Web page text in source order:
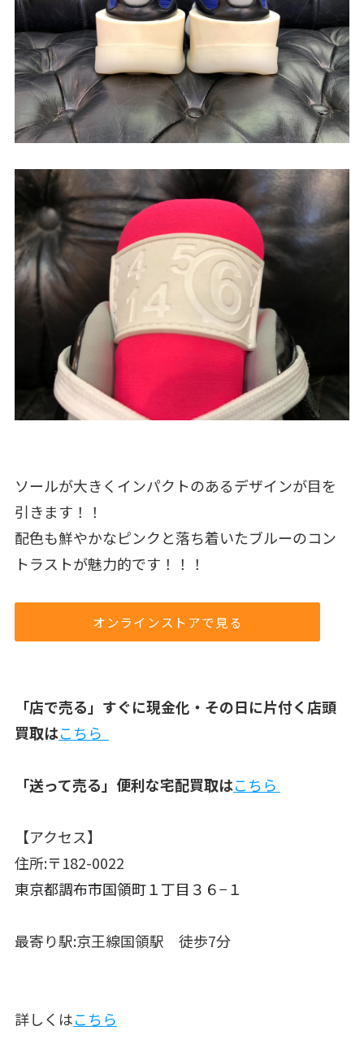
ソールが大きくインパクトのあるデザインが目を
引きます！！
配色も鮮やかなピンクと落ち着いたブルーのコン
トラストが魅力的です！！！
オンラインストアで見る
「店で売る」すぐに現金化・その日に片付く店頭
買取はこちら
「送って売る」便利な宅配買取はこちら
【アクセス】
住所:〒182-0022
東京都調布市国領町１丁目３６−１
最寄り駅:京王線国領駅 徒歩7分
詳しくはこちら